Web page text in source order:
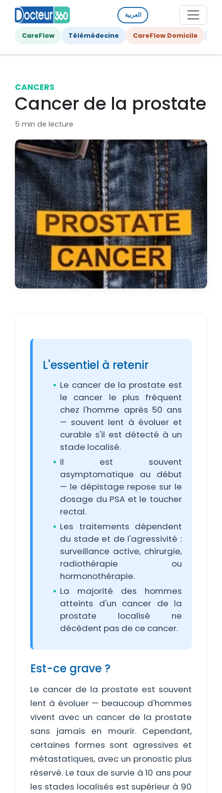
العربية
CareFlow Télémédecine CareFlow Domicile
CANCERS
Cancer de la prostate
5 min de lecture
L'essentiel à retenir
Le cancer de la prostate est
le cancer le plus fréquent
chez l'homme après 50 ans
— souvent lent à évoluer et
curable s'il est détecté à un
stade localisé.
Il est souvent
asymptomatique au début
— le dépistage repose sur le
dosage du PSA et le toucher
rectal.
Les traitements dépendent
du stade et de l'agressivité :
surveillance active, chirurgie,
radiothérapie ou
hormonothérapie.
La majorité des hommes
atteints d'un cancer de la
prostate localisé ne
décèdent pas de ce cancer.
Est-ce grave ?
Le cancer de la prostate est souvent
lent à évoluer — beaucoup d'hommes
vivent avec un cancer de la prostate
sans jamais en mourir. Cependant,
certaines formes sont agressives et
métastatiques, avec un pronostic plus
réservé. Le taux de survie à 10 ans pour
les stades localisés est supérieur à 90